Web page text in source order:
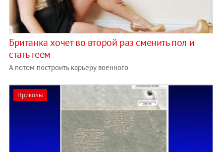
Британка хочет во второй раз сменить пол и
стать геем
А потом построить карьеру военного
Приколы